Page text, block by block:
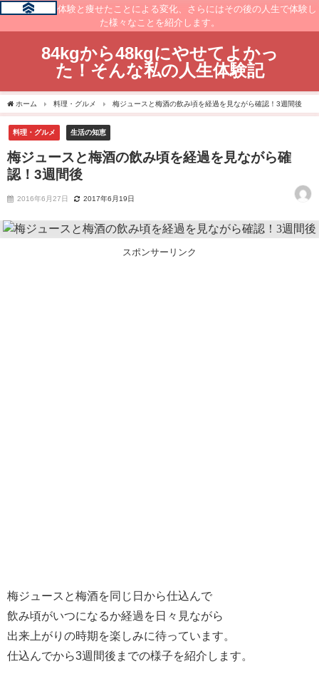
痩せるまでの体験と痩せたことによる変化、さらにはその後の人生で体験し
た様々なことを紹介します。
84kgから48kgにやせてよかっ
た！そんな私の人生体験記
ホーム 料理・グルメ 梅ジュースと梅酒の飲み頃を経過を見ながら確認！3週間後
料理・グルメ 生活の知恵
梅ジュースと梅酒の飲み頃を経過を見ながら確
認！3週間後
2016年6月27日 2017年6月19日
スポンサーリンク
梅ジュースと梅酒を同じ日から仕込んで
飲み頃がいつになるか経過を日々見ながら
出来上がりの時期を楽しみに待っています。
仕込んでから3週間後までの様子を紹介します。